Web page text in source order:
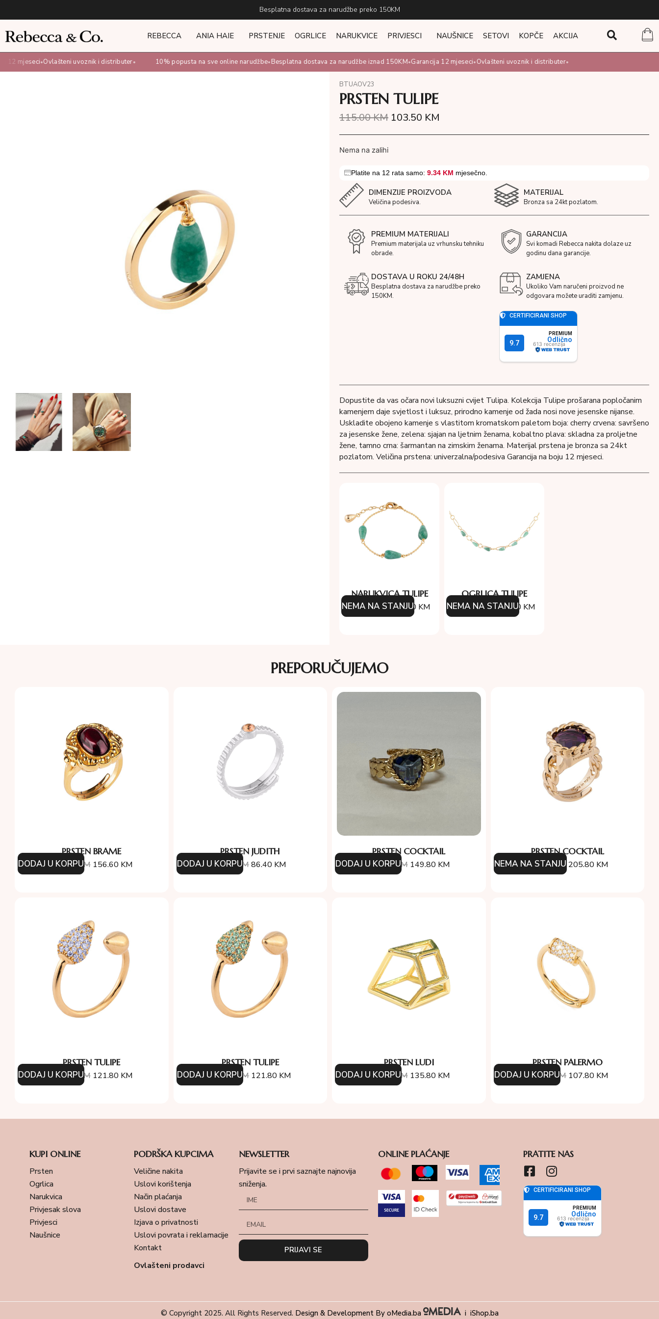
Besplatna dostava za narudžbe preko 150KM
REBECCA ANIA HAIE PRSTENJE OGRLICE NARUKVICE PRIVJESCI NAUŠNICE SETOVI KOPČE AKCIJA
mjeseci•Ovlašteni uvoznik i distributer• 10% popusta na sve online narudžbe•Besplatna dostava za narudžbe iznad 150KM•Garancija 12 mjeseci•Ovlašteni uvoznik i distributer•
BTUAOV23
PRSTEN TULIPE
115.00KM 103.50 KM
Nema na zalihi
Platite na 12 rata samo: 9.34 KM mjesečno.
DIMENZIJE PROIZVODA
Veličina podesiva.
MATERIJAL
Bronza sa 24kt pozlatom.
PREMIUM MATERIJALI
Premium materijala uz vrhunsku tehniku
obrade.
GARANCIJA
Svi komadi Rebecca nakita dolaze uz
godinu dana garancije.
DOSTAVA U ROKU 24/48H
Besplatna dostava za narudžbe preko
150KM.
ZAMJENA
Ukoliko Vam naručeni proizvod ne
odgovara možete uraditi zamjenu.
Dopustite da vas očara novi luksuzni cvijet Tulipa. Kolekcija Tulipe prošarana popločanim
kamenjem daje svjetlost i luksuz, prirodno kamenje od žada nosi nove jesenske nijanse.
Uskladite obojeno kamenje s vlastitom kromatskom paletom boja: cherry crvena: savršeno
za jesenske žene, zelena: sjajan na ljetnim ženama, kobaltno plava: skladna za proljetne
žene, tamno crna: šarmantan na zimskim ženama. Materijal prstena je bronza sa 24kt
pozlatom. Veličina prstena: univerzalna/podesiva Garancija na boju 12 mjeseci.
NARUKVICA TULIPE
134.00KM120.60 KM
NEMA NA STANJU
OGRLICA TULIPE
174.00KM156.60 KM
NEMA NA STANJU
PREPORUČUJEMO
PRSTEN BRAME
174.00KM 156.60 KM
DODAJ U KORPU
PRSTEN JUDITH
96.00KM86.40 KM
DODAJ U KORPU
PRSTEN COCKTAIL
214.00KM 149.80 KM
DODAJ U KORPU
PRSTEN COCKTAIL
294.00KM 205.80 KM
NEMA NA STANJU
PRSTEN TULIPE
174.00KM 121.80 KM
DODAJ U KORPU
PRSTEN TULIPE
174.00KM 121.80 KM
DODAJ U KORPU
PRSTEN LUDI
194.00KM 135.80 KM
DODAJ U KORPU
PRSTEN PALERMO
154.00KM 107.80 KM
DODAJ U KORPU
KUPI ONLINE
Prsten
Ogrlica
Narukvica
Privjesak slova
Privjesci
Naušnice
PODRŠKA KUPCIMA
Veličine nakita
Uslovi korištenja
Način plaćanja
Uslovi dostave
Izjava o privatnosti
Uslovi povrata i reklamacije
Kontakt
Ovlašteni prodavci
NEWSLETTER
Prijavite se i prvi saznajte najnovija
sniženja.
PRIJAVI SE
ONLINE PLAĆANJE PRATITE NAS
© Copyright 2025. All Rights Reserved. Design & Development By oMedia.ba i iShop.ba